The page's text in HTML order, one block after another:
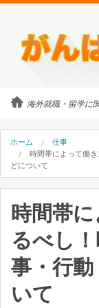
海外就職・留学に
カテゴリ
留学・ワーホリ
のび太につい
外国人に街頭
海外就職・
ホーム
仕事
時間帯によって働
どについて
時間帯
るべし
事・行
いて